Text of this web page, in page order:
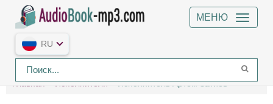
МЕНЮ
RU
Главная Исполнители Исполнитель Артем Затиев